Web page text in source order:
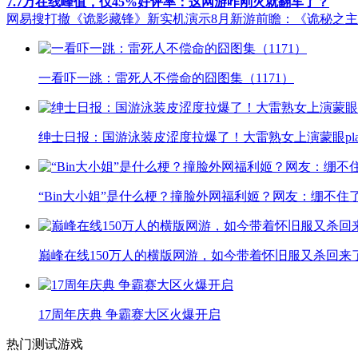
网易搜打撤《诡影藏锋》新实机演示8月新游前瞻：《诡秘之
一看吓一跳：雷死人不偿命的囧图集（1171）
绅士日报：国游泳装皮涩度拉爆了！大雷熟女上演蒙眼
“Bin大小姐”是什么梗？撞脸外网福利姬？网友：绷不住
巅峰在线150万人的横版网游，如今带着怀旧服又杀回来
17周年庆典 争霸赛大区火爆开启
热门测试游戏